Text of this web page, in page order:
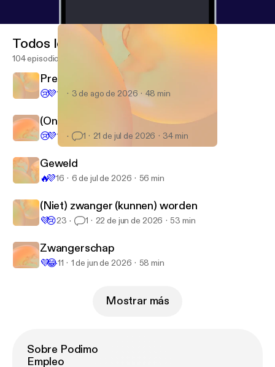
De Podcast Psycholoog
Todos los episodios
104 episodios
Presteren onder druk
😢💜17 3 de ago de 2026 48 min
(On)toerekeningsvatbaarheid
😢💜1K 1 21 de jul de 2026 34 min
Geweld
🔥💜16 6 de jul de 2026 56 min
(Niet) zwanger (kunnen) worden
💜😢23 1 22 de jun de 2026 53 min
Zwangerschap
💜😂11 1 de jun de 2026 58 min
Mostrar más
Sobre Podimo
Empleo